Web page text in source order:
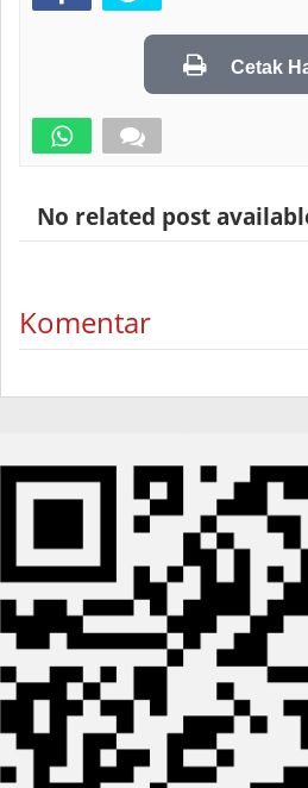
Cetak
No related post
Komentar